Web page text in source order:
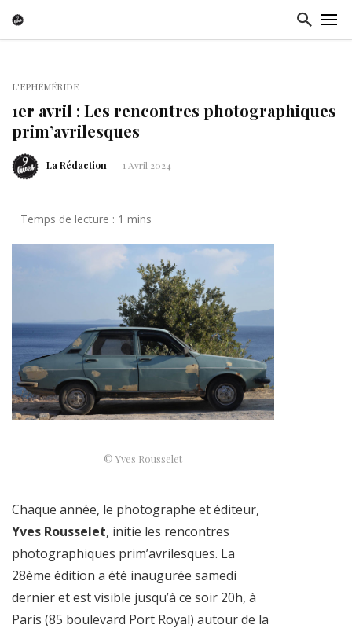
L'EPHÉMÉRIDE
1er avril : Les rencontres photographiques
prim’avrilesques
La Rédaction 1 Avril 2024
© Yves Rousselet
Chaque année, le photographe et éditeur,
Yves Rousselet, initie les rencontres
photographiques prim’avrilesques. La
28ème édition a été inaugurée samedi
dernier et est visible jusqu’à ce soir 20h, à
Paris (85 boulevard Port Royal) autour de la